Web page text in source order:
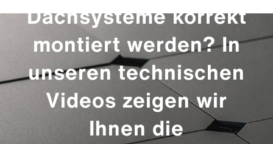
Dachsysteme korrekt
montiert werden?In
unseren technischen
Videos zeigen wir
Ihnen die